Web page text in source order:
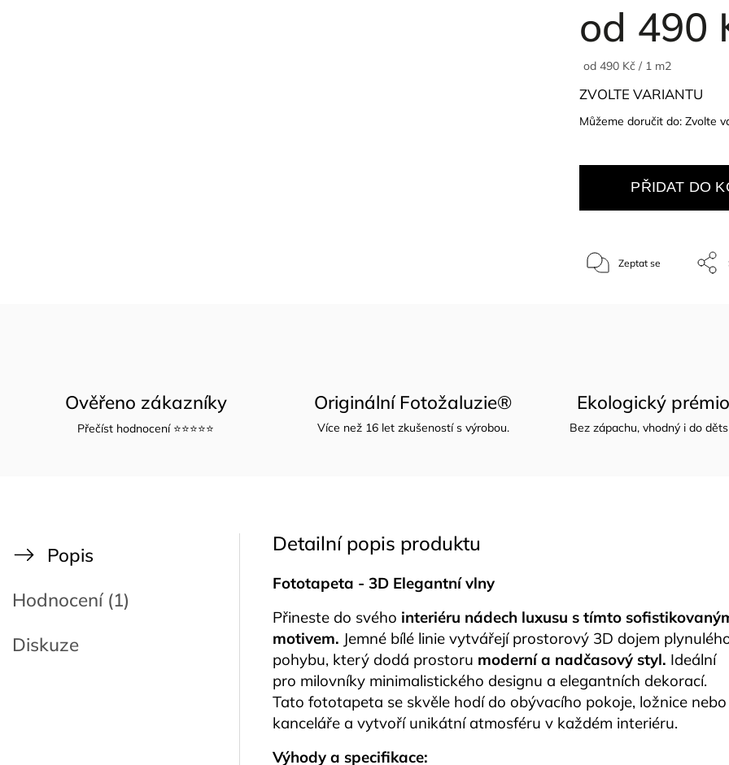
od 490
od 490 Kč / 1 m2
ZVOLTE VARIANTU
Můžeme doručit do: Zvolte
PŘIDAT DO
Zeptat se
Ověřeno zákazníky
Přečíst hodnocení ⭐⭐⭐⭐⭐
Originální Fotožaluzie®
Více než 16 let zkušeností s výrobou.
Ekologický
Bez zápachu, vhodný i do
Popis
Hodnocení (1)
Diskuze
Detailní popis produktu
Fototapeta - 3D Elegantní vlny
Přineste do svého interiéru nádech luxusu s tímto
motivem. Jemné bílé linie vytvářejí prostorový 3D dojem
pohybu, který dodá prostoru moderní a nadčasový styl. Ideální
pro milovníky minimalistického designu a elegantních dekorací.
Tato fototapeta se skvěle hodí do obývacího pokoje, ložnice nebo
kanceláře a vytvoří unikátní atmosféru v každém interiéru.
Výhody a specifikace: